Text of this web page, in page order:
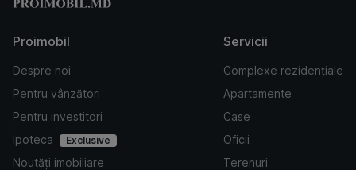
Proimobil
Despre noi
Pentru vânzători
Pentru investitori
Ipoteca
Exclusive
Noutăți imobiliare
Servicii
Complexe rezidențiale
Apartamente
Case
Oficii
Terenuri